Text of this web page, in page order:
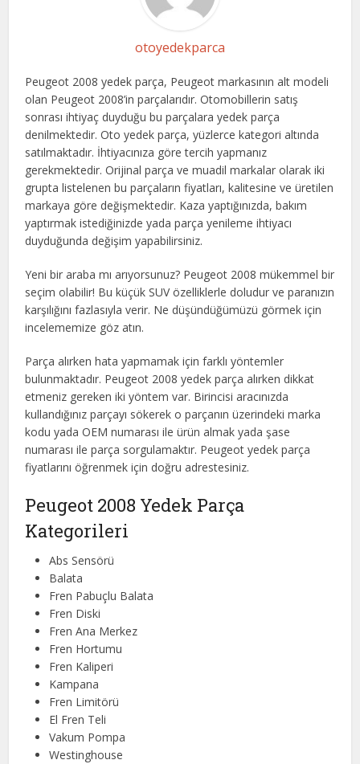
otoyedekparca
Peugeot 2008 yedek parça, Peugeot markasının alt modeli
olan Peugeot 2008’in parçalarıdır. Otomobillerin satış
sonrası ihtiyaç duyduğu bu parçalara yedek parça
denilmektedir. Oto yedek parça, yüzlerce kategori altında
satılmaktadır. İhtiyacınıza göre tercih yapmanız
gerekmektedir. Orijinal parça ve muadil markalar olarak iki
grupta listelenen bu parçaların fiyatları, kalitesine ve üretilen
markaya göre değişmektedir. Kaza yaptığınızda, bakım
yaptırmak istediğinizde yada parça yenileme ihtiyacı
duyduğunda değişim yapabilirsiniz.
Yeni bir araba mı arıyorsunuz? Peugeot 2008 mükemmel bir
seçim olabilir! Bu küçük SUV özelliklerle doludur ve paranızın
karşılığını fazlasıyla verir. Ne düşündüğümüzü görmek için
incelememize göz atın.
Parça alırken hata yapmamak için farklı yöntemler
bulunmaktadır. Peugeot 2008 yedek parça alırken dikkat
etmeniz gereken iki yöntem var. Birincisi aracınızda
kullandığınız parçayı sökerek o parçanın üzerindeki marka
kodu yada OEM numarası ile ürün almak yada şase
numarası ile parça sorgulamaktır. Peugeot yedek parça
fiyatlarını öğrenmek için doğru adrestesiniz.
Peugeot 2008 Yedek Parça
Kategorileri
Abs Sensörü
Balata
Fren Pabuçlu Balata
Fren Diski
Fren Ana Merkez
Fren Hortumu
Fren Kaliperi
Kampana
Fren Limitörü
El Fren Teli
Vakum Pompa
Westinghouse